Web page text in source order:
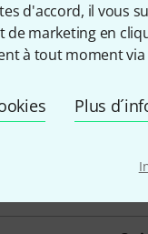
d'accord, il vous
de marketing en
à tout moment
Plus
16"
1
Rhodoïd